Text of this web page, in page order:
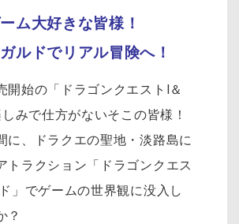
ム大好きな皆様！
ルドでリアル冒険へ！
開始の「ドラゴンクエストI＆
みで仕方がないそこの皆様！
に、ドラクエの聖地・淡路島に
トラクション「ドラゴンクエス
」でゲームの世界観に没入し
？